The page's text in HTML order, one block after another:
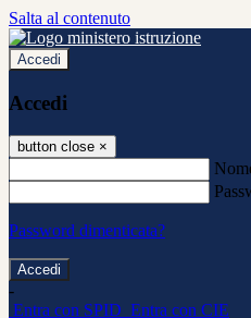
Salta al contenuto
Accedi
Accedi
button close ×
Password dimenticata?
-
Entra con SPID Entra con CIE